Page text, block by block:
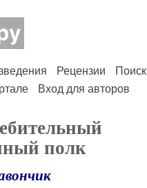
Рецензии
Поиск
Вход для авторов
полк